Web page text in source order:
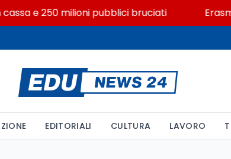
e 250 milioni pubblici bruciati
EDITORIALI CULTURA LAVORO